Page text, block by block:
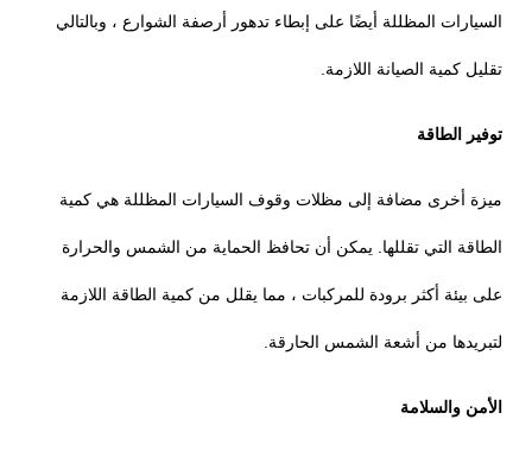
السيارات المظللة أيضًا على إبطاء تدهور أرصفة الشوارع ، وبالتالي
تقليل كمية الصيانة اللازمة.
توفير الطاقة
ميزة أخرى مضافة إلى مظلات وقوف السيارات المظللة هي كمية
الطاقة التي تقللها. يمكن أن تحافظ الحماية من الشمس والحرارة
على بيئة أكثر برودة للمركبات ، مما يقلل من كمية الطاقة اللازمة
لتبريدها من أشعة الشمس الحارقة.
الأمن والسلامة